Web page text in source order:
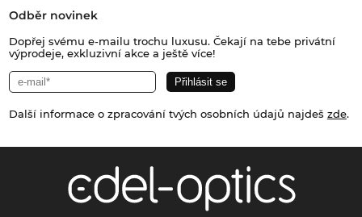
Odběr novinek
Dopřej svému e-mailu trochu luxusu. Čekají na tebe privátní
výprodeje, exkluzivní akce a ještě více!
Další informace o zpracování tvých osobních údajů najdeš zde.